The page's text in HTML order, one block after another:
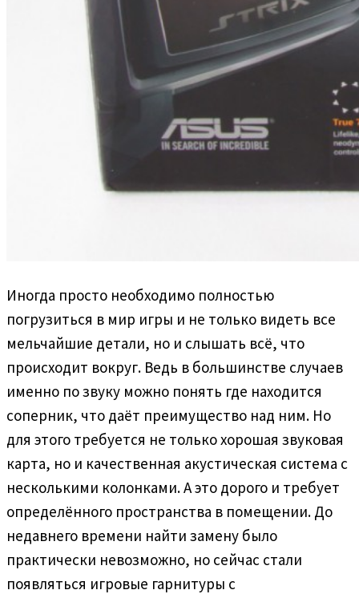
Иногда просто необходимо полностью
погрузиться в мир игры и не только видеть все
мельчайшие детали, но и слышать всё, что
происходит вокруг. Ведь в большинстве случаев
именно по звуку можно понять где находится
соперник, что даёт преимущество над ним. Но
для этого требуется не только хорошая звуковая
карта, но и качественная акустическая система с
несколькими колонками. А это дорого и требует
определённого пространства в помещении. До
недавнего времени найти замену было
практически невозможно, но сейчас стали
появляться игровые гарнитуры с